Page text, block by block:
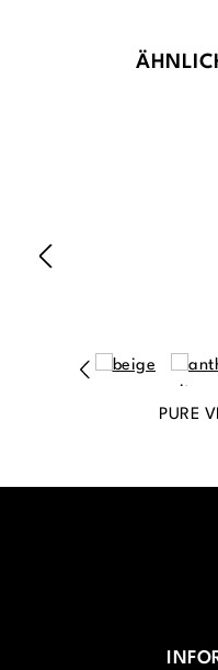
Produktgalerie
PURE